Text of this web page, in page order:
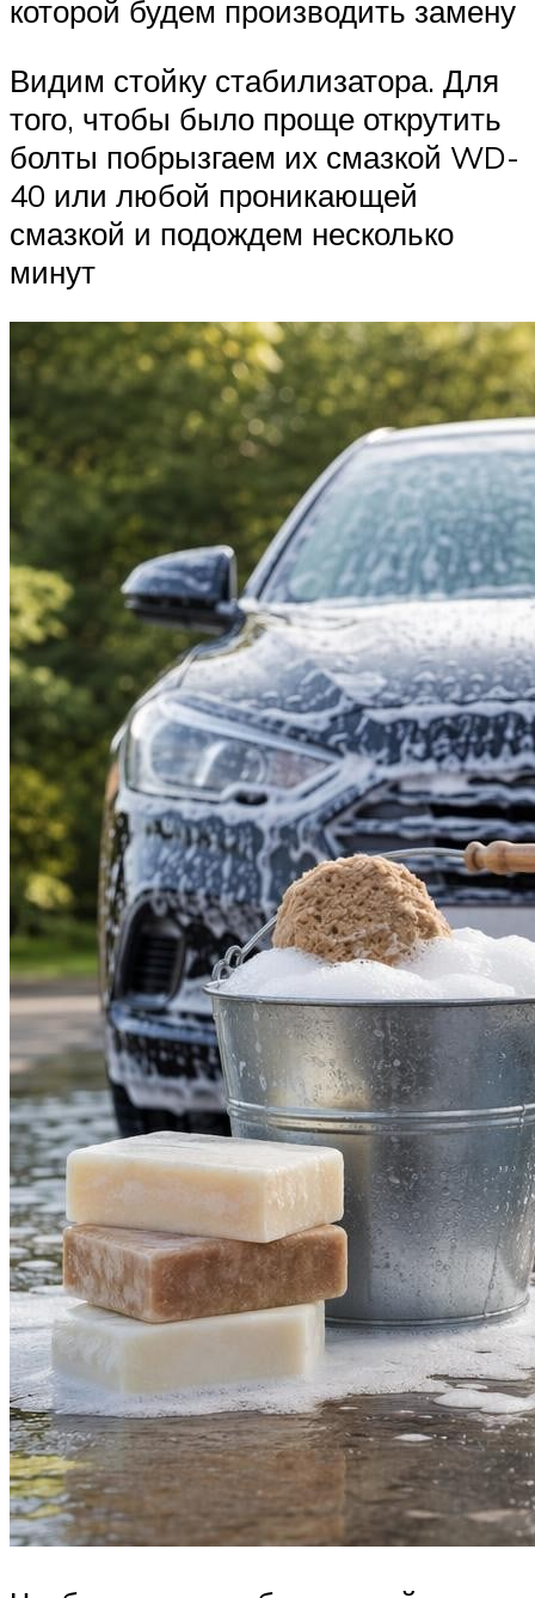
которой будем производить замену
Видим стойку стабилизатора. Для
того, чтобы было проще открутить
болты побрызгаем их смазкой WD-
40 или любой проникающей
смазкой и подождем несколько
минут